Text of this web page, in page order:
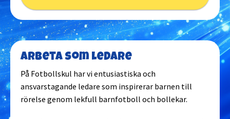
Arbeta som ledare
På Fotbollskul har vi entusiastiska och
ansvarstagande ledare som inspirerar barnen till
rörelse genom lekfull barnfotboll och bollekar.